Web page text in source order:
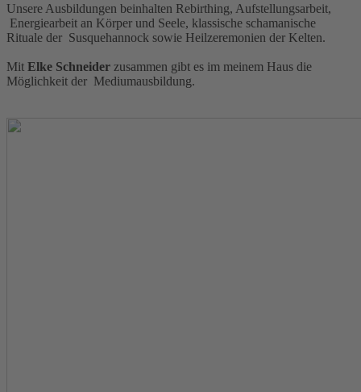
Unsere Ausbildungen beinhalten Rebirthing, Aufstellungsarbeit,
Energiearbeit an Körper und Seele, klassische schamanische
Rituale der Susquehannock sowie Heilzeremonien der Kelten.
Mit Elke Schneider zusammen gibt es im meinem Haus die
Möglichkeit der Mediumausbildung.